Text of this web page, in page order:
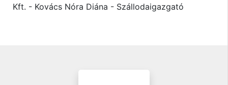
Kft. - Kovács Nóra Diána - Szállodaigazgató